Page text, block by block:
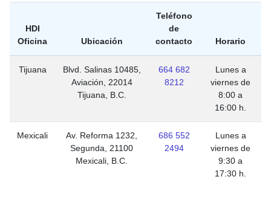
HDI
Oficina
Ubicación
Teléfono
de
contacto
Horario
Tijuana
Blvd. Salinas 10485,
Aviación, 22014
Tijuana, B.C.
664 682
8212
Lunes a
viernes de
8:00 a
16:00 h.
Mexicali
Av. Reforma 1232,
Segunda, 21100
Mexicali, B.C.
686 552
2494
Lunes a
viernes de
9:30 a
17:30 h.